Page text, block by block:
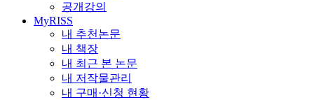
공개강의
MyRISS
내 추천논문
내 책장
내 최근 본 논문
내 저작물관리
내 구매·신청 현황